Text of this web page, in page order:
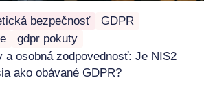
bezpečnosť
GDPR
gdpr pokuty
a osobná zodpovednosť: Je NIS2
ako obávané GDPR?